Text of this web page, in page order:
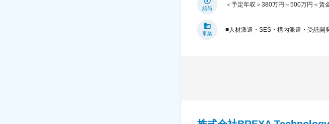
給与
＜予定年収＞380万円～500万円＜
事業
■人材派遣・SES・構内派遣・受託開